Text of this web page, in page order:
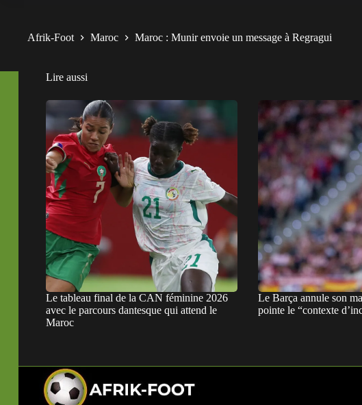
Afrik-Foot Maroc Maroc : Munir envoie un message à Regragui
Lire aussi
Le tableau final de la CAN féminine 2026
avec le parcours dantesque qui attend le
Maroc
Le Barça annule son
pointe le “contexte